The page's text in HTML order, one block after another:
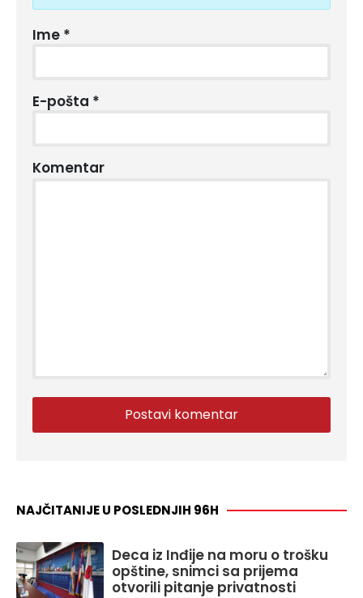
Ime *
E-pošta *
Komentar
NAJČITANIJE U POSLEDNJIH 96H
Deca iz Inđije na moru o trošku
opštine, snimci sa prijema
otvorili pitanje privatnosti